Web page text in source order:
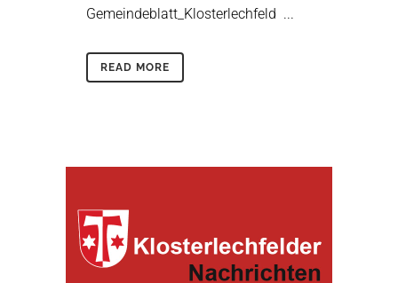
Gemeindeblatt_Klosterlechfeld ...
READ MORE